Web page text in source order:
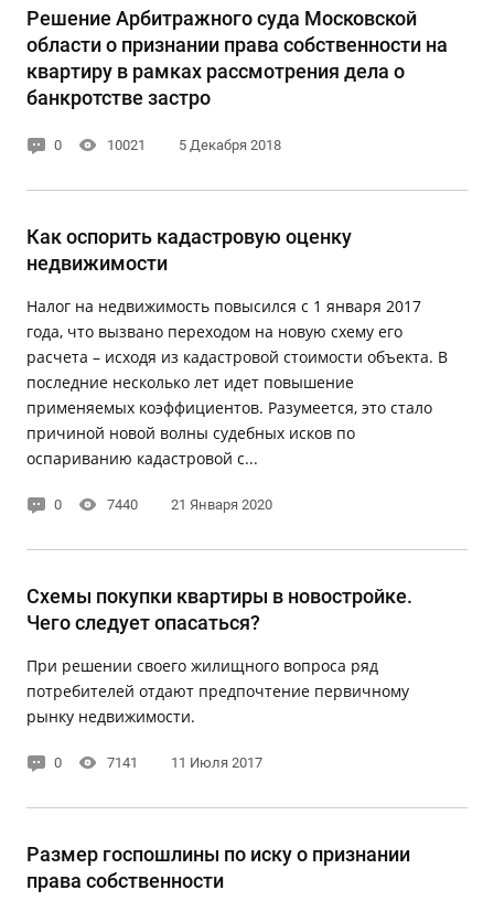
Решение Арбитражного суда Московской
области о признании права собственности на
квартиру в рамках рассмотрения дела о
банкротстве застро
0 10021 5 Декабря 2018
Как оспорить кадастровую оценку
недвижимости
Налог на недвижимость повысился с 1 января 2017
года, что вызвано переходом на новую схему его
расчета – исходя из кадастровой стоимости объекта. В
последние несколько лет идет повышение
применяемых коэффициентов. Разумеется, это стало
причиной новой волны судебных исков по
оспариванию кадастровой с...
0 7440 21 Января 2020
Схемы покупки квартиры в новостройке.
Чего следует опасаться?
При решении своего жилищного вопроса ряд
потребителей отдают предпочтение первичному
рынку недвижимости.
0 7141 11 Июля 2017
Размер госпошлины по иску о признании
права собственности